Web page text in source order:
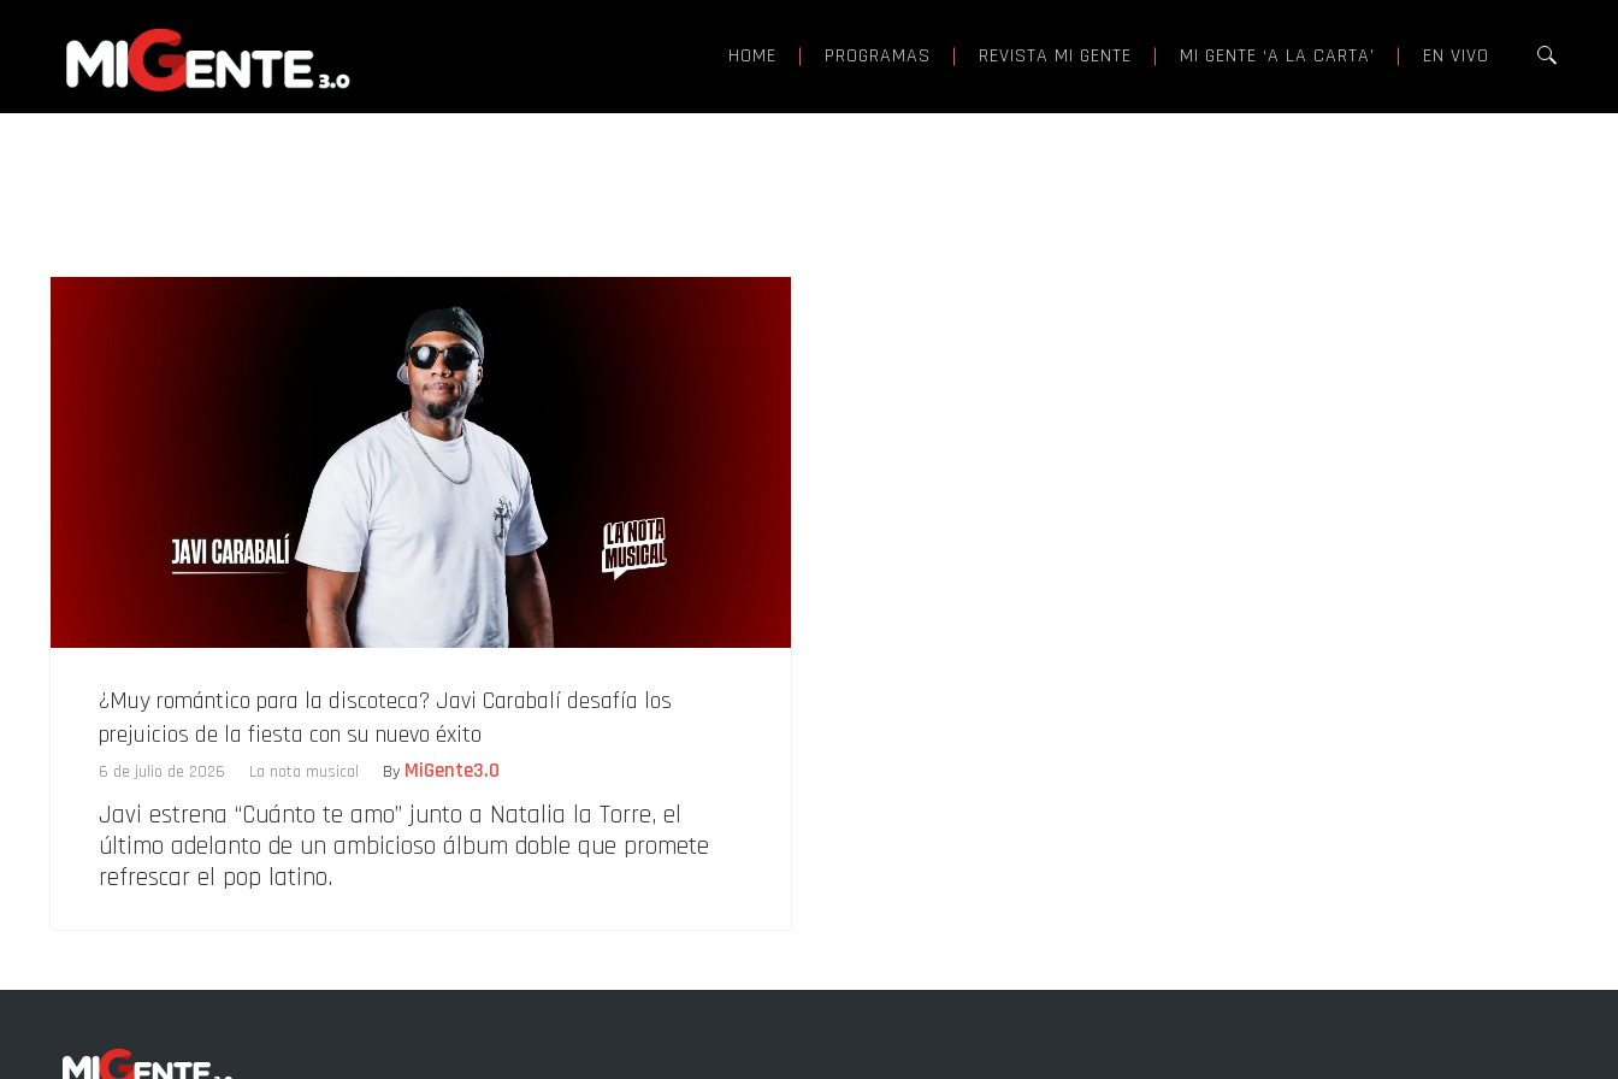
HOME PROGRAMAS REVISTA MI GENTE MI GENTE ‘A LA CARTA’ EN VIVO
¿Muy romántico para la discoteca? Javi Carabalí desafía los
prejuicios de la fiesta con su nuevo éxito
6 de julio de 2026 La nota musical By MiGente3.0
Javi estrena “Cuánto te amo” junto a Natalia la Torre, el
último adelanto de un ambicioso álbum doble que promete
refrescar el pop latino.